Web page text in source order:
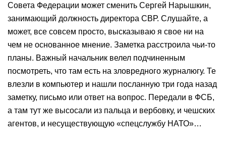
Совета Федерации может сменить Сергей Нарышкин,
занимающий должность директора СВР. Слушайте, а
может, все совсем просто, высказываю я свое ни на
чем не основанное мнение. Заметка расстроила чьи-то
планы. Важный начальник велел подчиненным
посмотреть, что там есть на зловредного журналюгу. Те
влезли в компьютер и нашли посланную три года назад
заметку, письмо или ответ на вопрос. Передали в ФСБ,
а там тут же высосали из пальца и вербовку, и чешских
агентов, и несуществующую «спецслужбу НАТО»…